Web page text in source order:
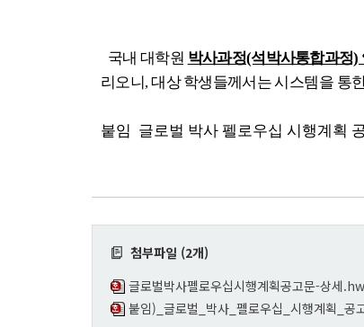
국내 대학원 박사과정(석박사통합과정)
리오니, 대상 학생들께서는시스템을 통
붙임 글로벌 박사 펠로우십 시행계획
첨부파일 (2개)
글로벌박사펠로우십시행계획공고문-상세
붙임)_글로벌_박사_펠로우십_시행계획_공